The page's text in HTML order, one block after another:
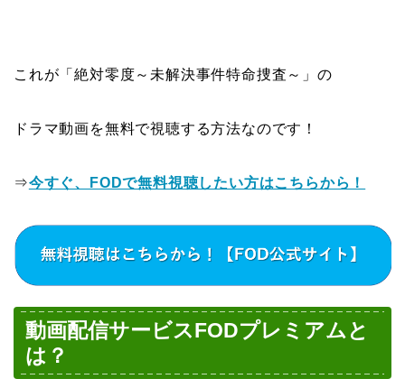
これが「絶対零度～未解決事件特命捜査～」の
ドラマ動画を無料で視聴する方法なのです！
⇒今すぐ、FODで無料視聴したい方はこちらから！
動画配信サービスFODプレミアムと
は？